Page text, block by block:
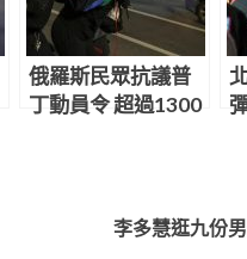
俄羅斯民眾抗議普
丁動員令 超過1300
李多慧逛九份